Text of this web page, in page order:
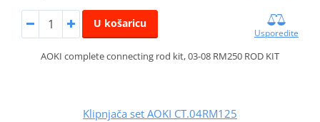
U košaricu
Usporedite
AOKI complete connecting rod kit, 03-08 RM250 ROD KIT
Klipnjača set AOKI CT.04RM125